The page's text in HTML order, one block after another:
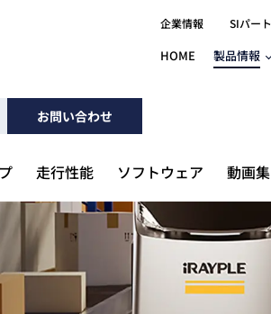
企業情報 SIパー
HOME 製品情報
Gocator
自律走行搬送ロボット
（AMR/AGF）
iRAYPLE
分野別事例
半導体/IC
樹脂/セラミックス/フィルム
医療/製薬
金属/加工
農業/食品
出サービス
価サービス
貸出サービス
各種サポート問い合わせ
お問い合わせ
走行性能 ソフトウェア 動画集